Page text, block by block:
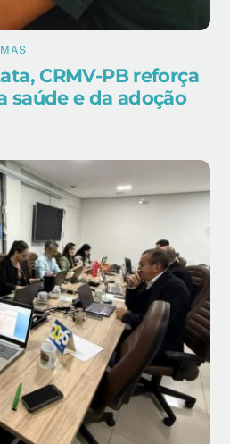
CRMV-PB reforça
saúde e da adoção